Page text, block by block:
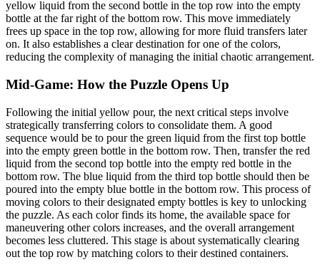
yellow liquid from the second bottle in the top row into the empty
bottle at the far right of the bottom row. This move immediately
frees up space in the top row, allowing for more fluid transfers later
on. It also establishes a clear destination for one of the colors,
reducing the complexity of managing the initial chaotic arrangement.
Mid-Game: How the Puzzle Opens Up
Following the initial yellow pour, the next critical steps involve
strategically transferring colors to consolidate them. A good
sequence would be to pour the green liquid from the first top bottle
into the empty green bottle in the bottom row. Then, transfer the red
liquid from the second top bottle into the empty red bottle in the
bottom row. The blue liquid from the third top bottle should then be
poured into the empty blue bottle in the bottom row. This process of
moving colors to their designated empty bottles is key to unlocking
the puzzle. As each color finds its home, the available space for
maneuvering other colors increases, and the overall arrangement
becomes less cluttered. This stage is about systematically clearing
out the top row by matching colors to their destined containers.